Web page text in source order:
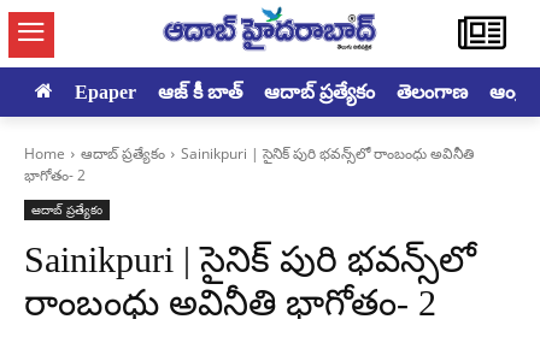
Epaper ఆజ్ కీ బాత్ ఆదాబ్ ప్రత్యేకం తెలంగాణ
Home ఆదాబ్ ప్రత్యేకం
Sainikpuri | సైనిక్ పురి భవన్స్‌లో రాంబంధు అవినీతి
భాగోతం- 2
ఆదాబ్ ప్రత్యేకం
Sainikpuri | సైనిక్ పురి భవన్స్‌లో
రాంబంధు అవినీతి భాగోతం- 2